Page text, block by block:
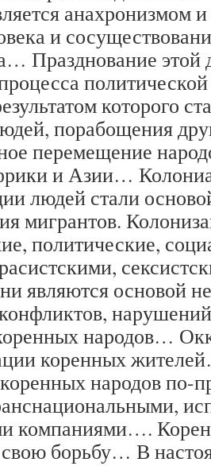
анахронизмом
и
Празднование этой
которого
порабощения
перемещение
и Азии…
людей стали
мигрантов.
политические,
являются основой
народов…
коренных
народов по-
компаниями….
борьбу… В